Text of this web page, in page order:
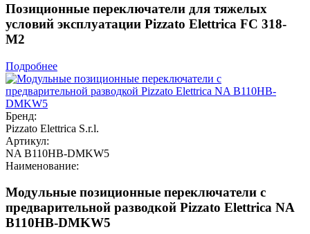
Позиционные переключатели для тяжелых
условий эксплуатации Pizzato Elettrica FC 318-
M2
Подробнее
Бренд:
Pizzato Elettrica S.r.l.
Артикул:
NA B110HB-DMKW5
Наименование:
Модульные позиционные переключатели с
предварительной разводкой Pizzato Elettrica NA
B110HB-DMKW5